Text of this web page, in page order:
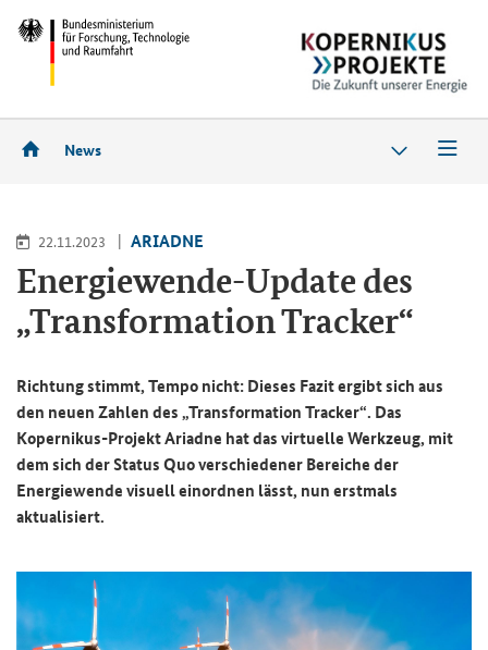
News
22.11.2023 ARIADNE
Energiewende-Update des
„Transformation Tracker“
Richtung stimmt, Tempo nicht: Dieses Fazit ergibt sich aus
den neuen Zahlen des„Transformation Tracker“. Das
Kopernikus-Projekt Ariadne hat das virtuelle Werkzeug, mit
dem sich der Status Quo verschiedener Bereiche der
Energiewende visuell einordnen lässt, nun erstmals
aktualisiert.